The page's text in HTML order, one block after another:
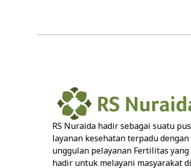
RS Nuraida hadir sebagai suatu
layanan kesehatan terpadu dengan
unggulan pelayanan Fertilitas yang
hadir untuk melayani masyarakat di